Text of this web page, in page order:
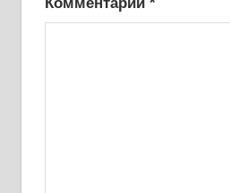
Комментарий *